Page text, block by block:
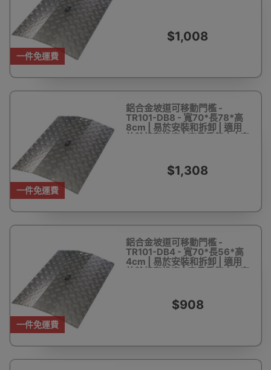
一件免運費
於輪椅和推車 | 高承重能力 | 室
$1,008
一件免運費
鋁合金坡道可移動門檻 -
TR101-DB8 - 寬70*長78*高
8cm | 易於安裝和拆卸 | 適用
於輪椅和推車 | 高承重能力 | 室
$1,308
一件免運費
鋁合金坡道可移動門檻 -
TR101-DB4 - 寬70*長56*高
4cm | 易於安裝和拆卸 | 適用
於輪椅和推車 | 高承重能力 | 室
$908